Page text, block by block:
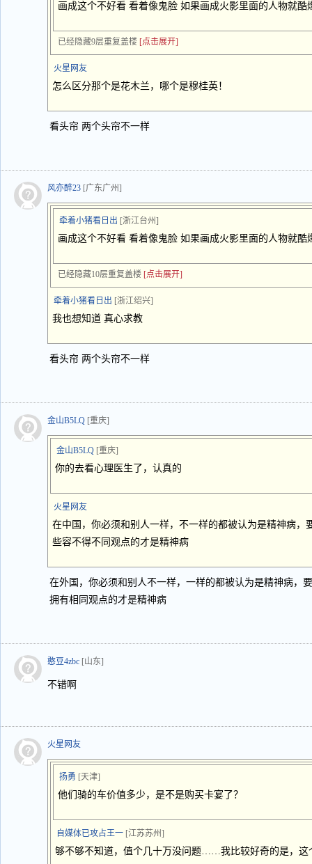
画成这个不好看 看着像鬼脸 如果画成火影里面的人物就酷
已经隐藏9层重复盖楼 [点击展开]
火星网友
怎么区分那个是花木兰，哪个是穆桂英！
看头帘 两个头帘不一样
风亦醉23 [广东广州]
牵着小猪看日出 [浙江台州]
画成这个不好看 看着像鬼脸 如果画成火影里面的人物就酷
已经隐藏10层重复盖楼 [点击展开]
牵着小猪看日出 [浙江绍兴]
我也想知道 真心求教
看头帘 两个头帘不一样
金山B5LQ [重庆]
金山B5LQ [重庆]
你的去看心理医生了，认真的
火星网友
在中国，你必须和别人一样，不一样的都被认为是精神病，
些容不得不同观点的才是精神病
在外国，你必须和别人不一样，一样的都被认为是精神病，
拥有相同观点的才是精神病
憨豆4zbc [山东]
不错啊
火星网友
扬勇 [天津]
他们骑的车价值多少，是不是购买卡宴了？
自媒体已攻占王一 [江苏苏州]
够不够不知道，值个几十万没问题……我比较好奇的是，这